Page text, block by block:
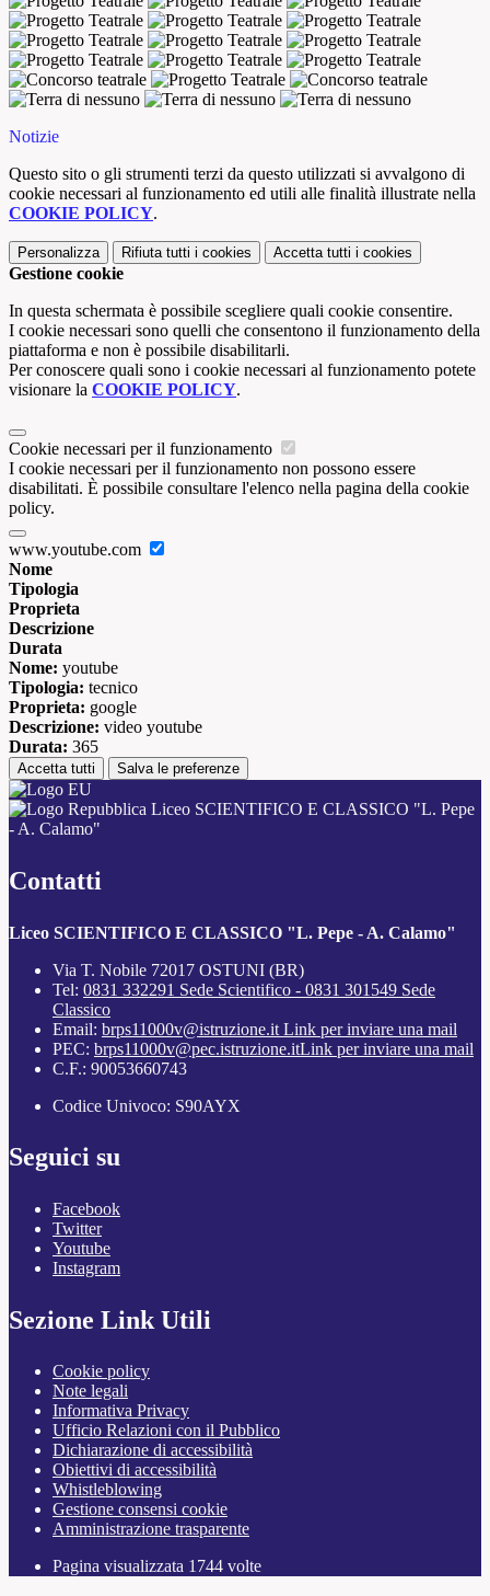
Notizie
Questo sito o gli strumenti terzi da questo utilizzati si avvalgono di
cookie necessari al funzionamento ed utili alle finalità illustrate nella
COOKIE POLICY.
Personalizza Rifiuta tutti i cookies Accetta tutti i cookies
Gestione cookie
In questa schermata è possibile scegliere quali cookie consentire.
I cookie necessari sono quelli che consentono il funzionamento della
piattaforma e non è possibile disabilitarli.
Per conoscere quali sono i cookie necessari al funzionamento potete
visionare la COOKIE POLICY.
Cookie necessari per il funzionamento
I cookie necessari per il funzionamento non possono essere
disabilitati. È possibile consultare l'elenco nella pagina della cookie
policy.
www.youtube.com
Nome
Tipologia
Proprieta
Descrizione
Durata
Nome: youtube
Tipologia: tecnico
Proprieta: google
Descrizione: video youtube
Durata: 365
Accetta tutti Salva le preferenze
Liceo SCIENTIFICO E CLASSICO "L. Pepe
- A. Calamo"
Contatti
Liceo SCIENTIFICO E CLASSICO "L. Pepe - A. Calamo"
Via T. Nobile 72017 OSTUNI (BR)
Tel: 0831 332291 Sede Scientifico - 0831 301549 Sede
Classico
Email: brps11000v@istruzione.it Link per inviare una mail
PEC: brps11000v@pec.istruzione.itLink per inviare una mail
C.F.: 90053660743
Codice Univoco: S90AYX
Seguici su
Facebook
Twitter
Youtube
Instagram
Sezione Link Utili
Cookie policy
Note legali
Informativa Privacy
Ufficio Relazioni con il Pubblico
Dichiarazione di accessibilità
Obiettivi di accessibilità
Whistleblowing
Gestione consensi cookie
Amministrazione trasparente
Pagina visualizzata 1744 volte